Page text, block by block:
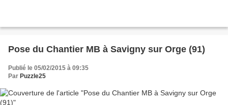
Pose du Chantier MB à Savigny sur Orge (91)
Publié le 05/02/2015 à 09:35
Par Puzzle25